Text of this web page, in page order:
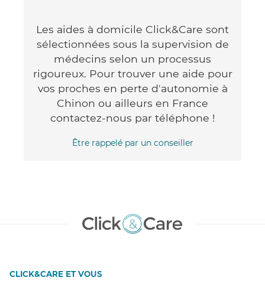
Les aides à domicile Click&Care sont
sélectionnées sous la supervision de
médecins selon un processus
rigoureux. Pour trouver une aide pour
vos proches en perte d'autonomie à
Chinon ou ailleurs en France
contactez-nous par téléphone !
Être rappelé par un conseiller
CLICK&CARE ET VOUS